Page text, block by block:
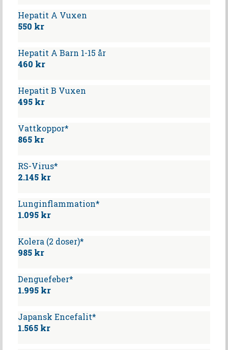
Hepatit A Vuxen
550 kr
Hepatit A Barn 1-15 år
460 kr
Hepatit B Vuxen
495 kr
Vattkoppor*
865 kr
RS-Virus*
2.145 kr
Lunginflammation*
1.095 kr
Kolera (2 doser)*
985 kr
Denguefeber*
1.995 kr
Japansk Encefalit*
1.565 kr